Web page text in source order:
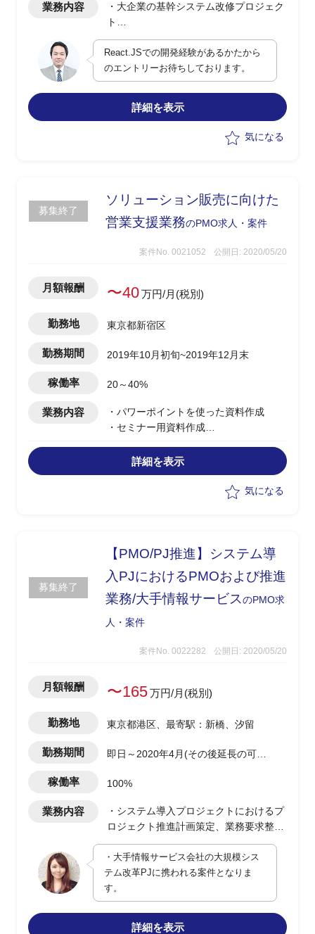
業務内容
・大企業の基幹システム改修プロジェク
ト
・フロントエンド画面は全てReactで開
発中で、デザインんの最適化
・クライアント側デザイナーから受領し
たデザイン部品をソースコードにマージ
・デザイン反映にあたって発生する詳細
要件・ロジックを実装
・メインPMOと連携しながら、直接クラ
イアントとやりとりしながら作業
React.js、Java、Ecliplse、
WebPerformer、
※上記知識は現場に入るときにキャッチ
※開発はベトナムオフショアチームがメ
おります
React.JSでの開発経験があるかたから
のエントリーお待ちしております。
詳細を表示
気になる
募集終了
ソリューション販売に向けた
営業支援業務のPMO求人・案件
案件No. 0021052 公開日: 2020/05/20
月額報酬 〜40万円/月(税別)
勤務地 東京都新宿区
勤務期間 2019年10月初旬~2019年12月末
稼働率 20～40%
業務内容
・パワーポイントを使った資料作成
・セミナー用資料作成
・社内ミーティングにてグリーンライト
で出し合った意見を資料に起こす作業
詳細を表示
気になる
募集終了
【PMO/PJ推進】システム導
入PJにおけるPMOおよび推進
業務/大手情報サービスのPMO求
人・案件
案件No. 0022282 公開日: 2020/05/20
月額報酬 〜165万円/月(税別)
勤務地 東京都港区、最寄駅：新橋、汐留
勤務期間
即日～2020年4月(その後延長の可能
稼働率 100%
業務内容
・システム導入プロジェクトにおけるプ
ロジェクト推進計画策定、業務要求整
理、業務要件定義の策定支援
・エンドユーザー側の業務要求・業務要
件に関わるプロジェクトリードおよびリ
ード代行作業全般
・大手情報サービス会社の大規模シス
テム改革PJに携われる案件となりま
す。
詳細を表示